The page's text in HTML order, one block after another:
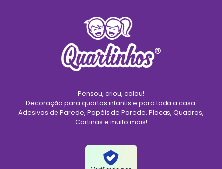
Pensou, criou, colou!
Decoração para quartos infantis e para toda a casa.
Adesivos de Parede, Papéis de Parede, Placas, Quadros,
Cortinas e muito mais!